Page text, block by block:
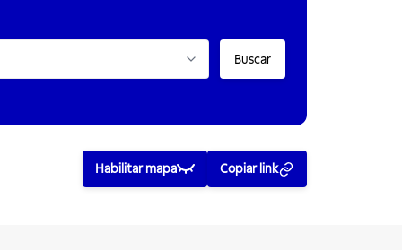
Buscar
Habilitar mapa Copiar link